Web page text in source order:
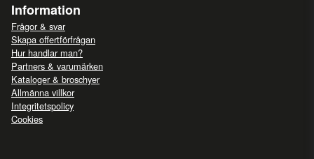
Information
Frågor & svar
Skapa offertförfrågan
Hur handlar man?
Partners & varumärken
Kataloger & broschyer
Allmänna villkor
Integritetspolicy
Cookies